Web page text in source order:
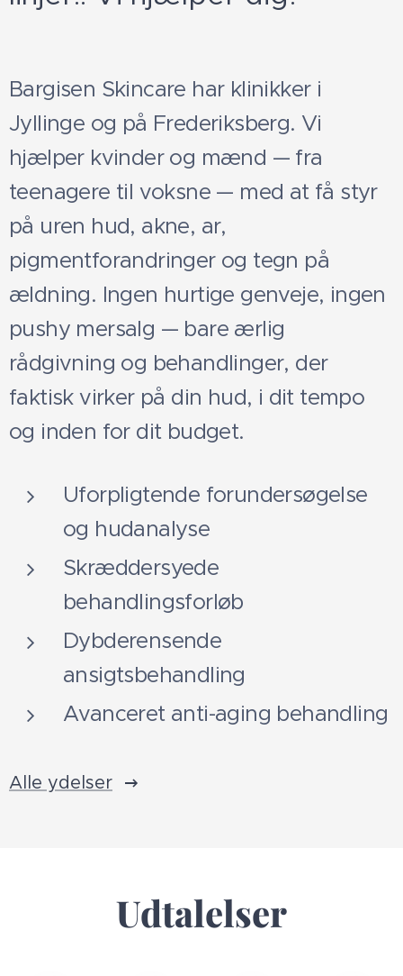
Bargisen Skincare har klinikker i
Jyllinge og på Frederiksberg. Vi
hjælper kvinder og mænd — fra
teenagere til voksne — med at få styr
på uren hud, akne, ar,
pigmentforandringer og tegn på
ældning. Ingen hurtige genveje, ingen
pushy mersalg — bare ærlig
rådgivning og behandlinger, der
faktisk virker på din hud, i dit tempo
og inden for dit budget.
Uforpligtende forundersøgelse
og hudanalyse
Skræddersyede
behandlingsforløb
Dybderensende
ansigtsbehandling
Avanceret anti-aging behandling
Alle ydelser
Udtalelser